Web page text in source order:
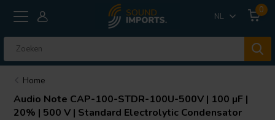
NL
0
Home
Audio Note CAP-100-STDR-100U-500V | 100 µF |
20% | 500 V | Standard Electrolytic Condensator